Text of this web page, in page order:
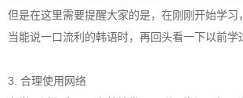
但是在这里需要提醒大家的是，在刚刚开始学
当能说一口流利的韩语时，再回头看一下以前
3. 合理使用网络